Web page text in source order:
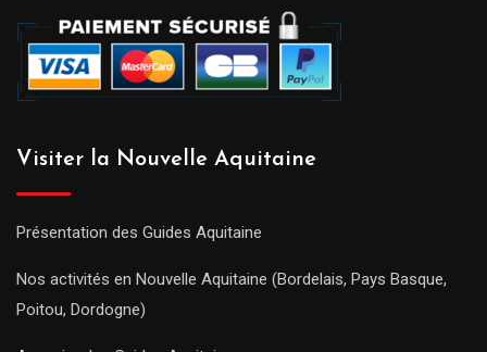
Visiter la Nouvelle Aquitaine
Présentation des Guides Aquitaine
Nos activités en Nouvelle Aquitaine (Bordelais, Pays Basque,
Poitou, Dordogne)